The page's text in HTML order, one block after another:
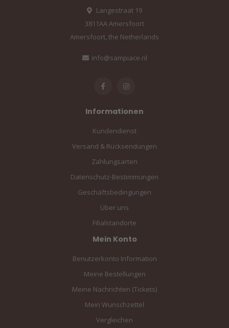
Langestraat 19
3811AA Amersfoort
Amersfoort, the Netherlands
info@sampiace.nl
Informationen
Kundendienst
Versand & Rücksendungen
Zahlungsarten
Datenschutz-Bestimmungen
Geschäftsbedingungen
Über uns
Filialstandorte
Mein Konto
Benutzerkonto Information
Meine Bestellungen
Meine Nachrichten (Tickets)
Mein Wunschzettel
Vergleichen